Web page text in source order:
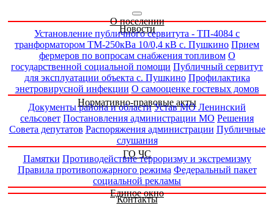
О поселении
Новости
Установление публичного сервитута - ТП-4084 с
транформатором ТМ-250кВа 10/0,4 кВ с. Пушкино Прием
фермеров по вопросам снабжения топливом О
государственной социальной помощи Публичный сервитут
для эксплуатации объекта с. Пушкино Профилактика
энетровирусной инфекции О самооценке гостевых домов
Нормативно-правовые акты
Документы района и области Устав МО Ленинский
сельсовет Постановления администрации МО Решения
Совета депутатов Распоряжения администрации Публичные
слушания
ГО ЧС
Памятки Противодействие терроризму и экстремизму
Правила противопожарного режима Федеральный пакет
социальной рекламы
Единое окно
Контакты